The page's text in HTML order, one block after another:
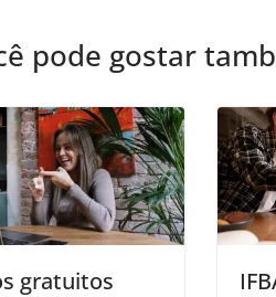
pode gostar
gratuitos